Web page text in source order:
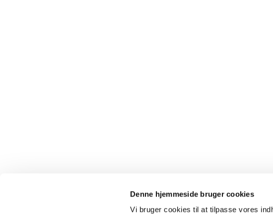
Denne hjemmeside bruger cookies
Vi bruger cookies til at tilpasse vores